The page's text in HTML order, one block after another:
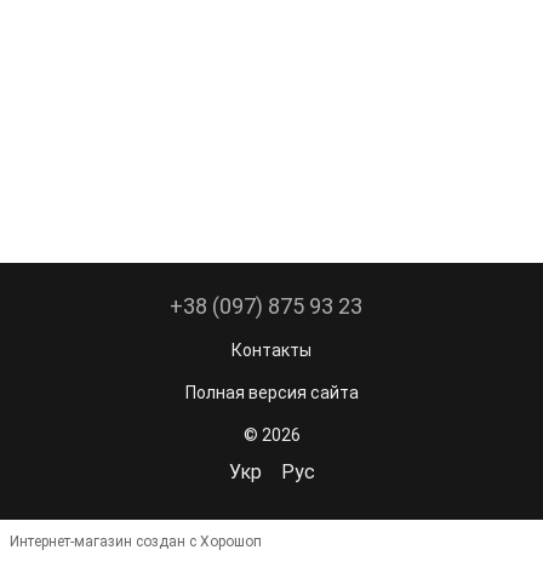
+38 (097) 875 93 23
Контакты
Полная версия сайта
© 2026
Укр Рус
Интернет-магазин создан с Хорошоп